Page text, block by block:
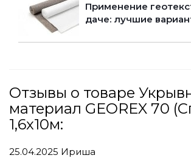
Применение
даче: лучшие
Отзывы о товаре
материал GEOREX 70
1,6x10м:
25.04.2025 Ириша